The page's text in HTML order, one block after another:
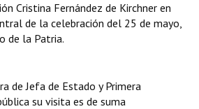
Cristina Fernández de Kirchner en
de la celebración del 25 de mayo,
de la Patria.
de Jefa de Estado y Primera
su visita es de suma